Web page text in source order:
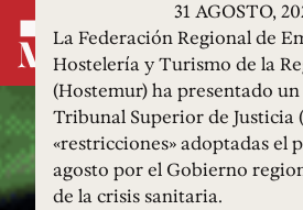
31 AGOSTO,
La Federación Regional de
Hostelería y Turismo de la
(Hostemur) ha presentado
Tribunal Superior de Justicia
«restricciones» adoptadas el
agosto por el Gobierno
de la crisis sanitaria.